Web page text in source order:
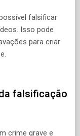
falsificar
Isso pode
para criar
falsificação
crime grave e